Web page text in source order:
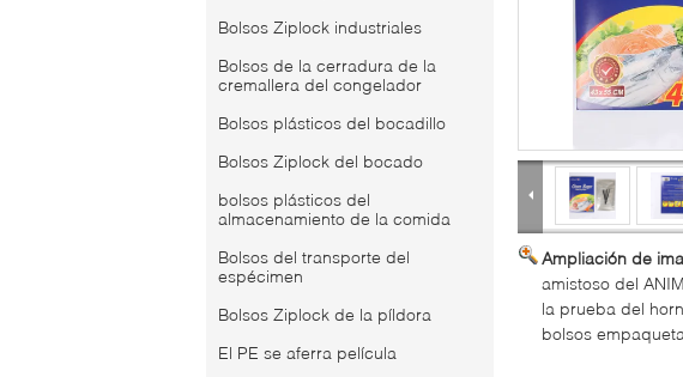
Bolsos Ziplock industriales
Bolsos de la cerradura de la
cremallera del congelador
Bolsos plásticos del bocadillo
Bolsos Ziplock del bocado
bolsos plásticos del
almacenamiento de la comida
Bolsos del transporte del
espécimen
Bolsos Ziplock de la píldora
El PE se aferra película
Ampliación de
amistoso del
la prueba del
bolsos